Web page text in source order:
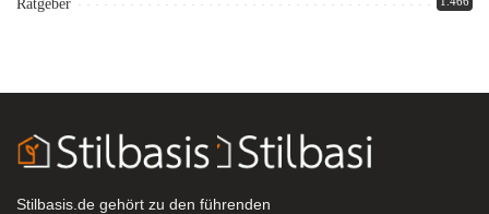
Ratgeber
Stilbasis.de gehört zu den führenden